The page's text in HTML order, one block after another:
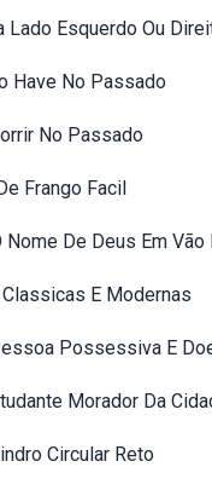
Lado Esquerdo Ou
Have No Passado
No Passado
Frango Facil
Nome De Deus Em Vão
Classicas E Modernas
Possessiva E
Morador Da
Circular Reto